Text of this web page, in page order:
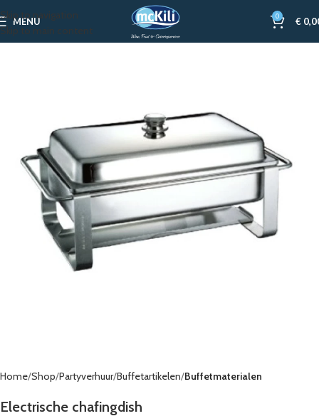
Skip to navigation
Skip to main content
MENU 0 €
Home Shop Partyverhuur Buffetartikelen Buffetmaterialen
Electrische chafingdish